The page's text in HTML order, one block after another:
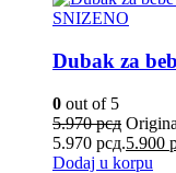
SNIZENO
Dubak za
0 out of 5
5.970рсд
5.970 рсд.5.900
Dodaj u korpu